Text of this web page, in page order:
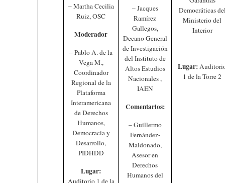
– Martha Cecilia
Ruiz, OSC
Moderador
– Pablo A. de la
Vega M.,
Coordinador
Regional de la
Plataforma
Interamericana
de Derechos
Humanos,
Democracia y
Desarrollo,
PIDHDD
Lugar:
Auditorio 1 de la
– Jacques
Ramírez
Gallegos,
Decano General
de Investigación
del Instituto de
Altos Estudios
Nacionales ,
IAEN
Comentarios:
– Guillermo
Fernández-
Maldonado,
Asesor en
Derechos
Humanos del
Democráticas
Ministerio del
Interior
Lugar:
1 de la Torre 2